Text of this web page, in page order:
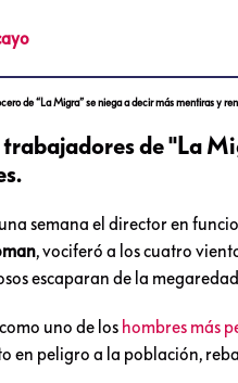
de “La Migra” se niega a decir más mentiras y
de "La
semana el director en
, vociferó a los cuatro
escaparan de la
uno de los hombres más
en peligro a la población,